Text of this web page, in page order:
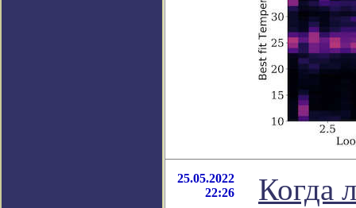
25.05.2022
22:26
Когда